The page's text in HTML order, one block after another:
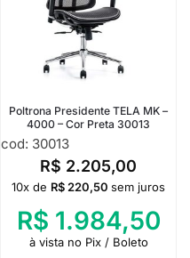
Poltrona Presidente TELA MK –
4000 – Cor Preta 30013
cod: 30013
R$ 2.205,00
10x de R$ 220,50 sem juros
R$ 1.984,50
à vista no Pix / Boleto